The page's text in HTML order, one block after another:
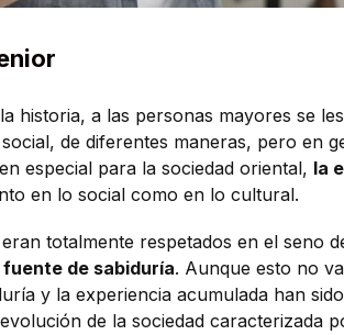
historia, a las personas mayores se
de diferentes maneras, pero en
especial para la sociedad oriental, la
en lo social como en lo cultural.
totalmente respetados en el seno
fuente de sabiduría. Aunque esto no
y la experiencia acumulada han
de la sociedad caracterizada